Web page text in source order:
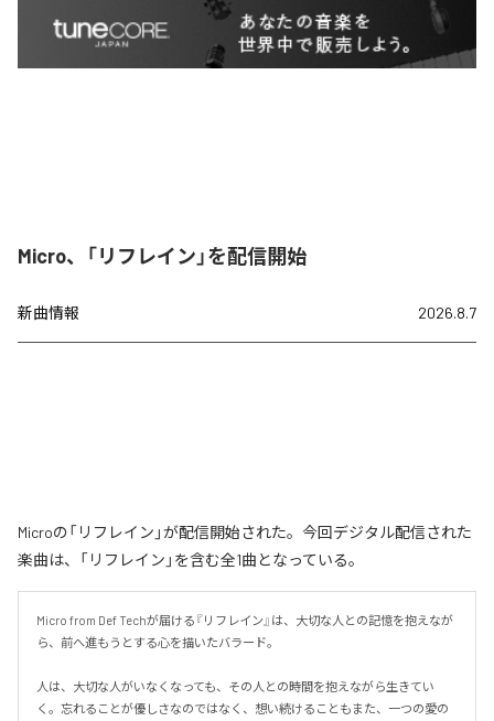
Micro、「リフレイン」を配信開始
新曲情報 2026.8.7
Microの「リフレイン」が配信開始された。今回デジタル配信された
楽曲は、「リフレイン」を含む全1曲となっている。
Micro from Def Techが届ける『リフレイン』は、大切な人との記憶を抱えなが
ら、前へ進もうとする心を描いたバラード。
人は、大切な人がいなくなっても、その人との時間を抱えながら生きてい
く。忘れることが優しさなのではなく、想い続けることもまた、一つの愛の